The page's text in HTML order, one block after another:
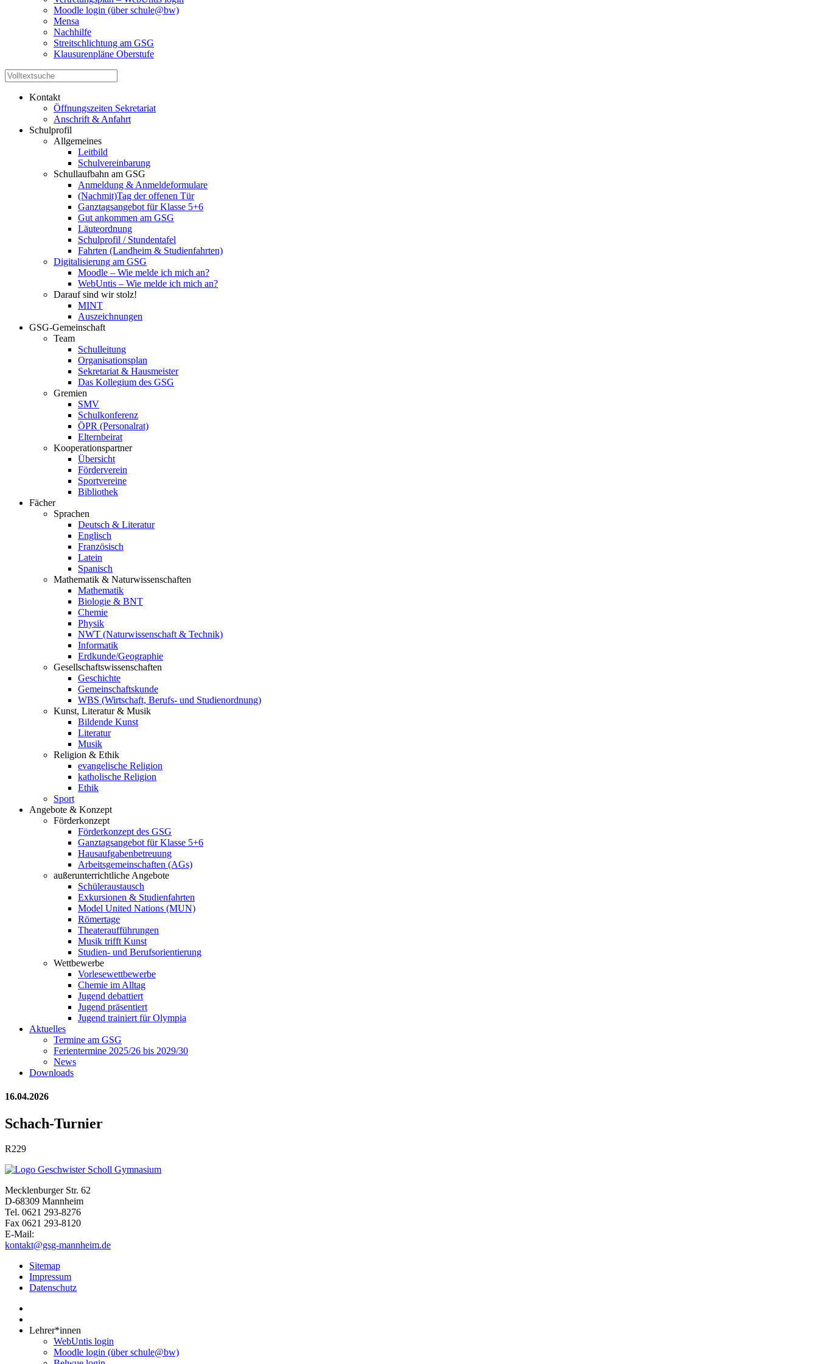
Moodle login (über schule@bw)
Mensa
Nachhilfe
Streitschlichtung am GSG
Klausurenpläne Oberstufe
Kontakt
Öffnungszeiten Sekretariat
Anschrift & Anfahrt
Schulprofil
Allgemeines
Leitbild
Schulvereinbarung
Schullaufbahn am GSG
Anmeldung & Anmeldeformulare
(Nachmit)Tag der offenen Tür
Ganztagsangebot für Klasse 5+6
Gut ankommen am GSG
Läuteordnung
Schulprofil / Stundentafel
Fahrten (Landheim & Studienfahrten)
Digitalisierung am GSG
Moodle – Wie melde ich mich an?
WebUntis – Wie melde ich mich an?
Darauf sind wir stolz!
MINT
Auszeichnungen
GSG-Gemeinschaft
Team
Schulleitung
Organisationsplan
Sekretariat & Hausmeister
Das Kollegium des GSG
Gremien
SMV
Schulkonferenz
ÖPR (Personalrat)
Elternbeirat
Kooperationspartner
Übersicht
Förderverein
Sportvereine
Bibliothek
Fächer
Sprachen
Deutsch & Literatur
Englisch
Französisch
Latein
Spanisch
Mathematik & Naturwissenschaften
Mathematik
Biologie & BNT
Chemie
Physik
NWT (Naturwissenschaft & Technik)
Informatik
Erdkunde/Geographie
Gesellschaftswissenschaften
Geschichte
Gemeinschaftskunde
WBS (Wirtschaft, Berufs- und Studienordnung)
Kunst, Literatur & Musik
Bildende Kunst
Literatur
Musik
Religion & Ethik
evangelische Religion
katholische Religion
Ethik
Sport
Angebote & Konzept
Förderkonzept
Förderkonzept des GSG
Ganztagsangebot für Klasse 5+6
Hausaufgabenbetreuung
Arbeitsgemeinschaften (AGs)
außerunterrichtliche Angebote
Schüleraustausch
Exkursionen & Studienfahrten
Model United Nations (MUN)
Römertage
Theateraufführungen
Musik trifft Kunst
Studien- und Berufsorientierung
Wettbewerbe
Vorlesewettbewerbe
Chemie im Alltag
Jugend debattiert
Jugend präsentiert
Jugend trainiert für Olympia
Aktuelles
Termine am GSG
Ferientermine 2025/26 bis 2029/30
News
Downloads
16.04.2026
Schach-Turnier
R229
Mecklenburger Str. 62
D-68309 Mannheim
Tel. 0621 293-8276
Fax 0621 293-8120
E-Mail:
kontakt@gsg-mannheim.de
Sitemap
Impressum
Datenschutz
Lehrer*innen
WebUntis login
Moodle login (über schule@bw)